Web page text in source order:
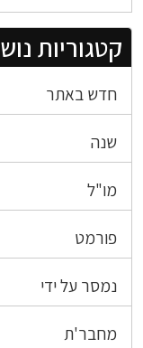
קטגוריות
חדש באתר
שנה
מו"ל
פורמט
נמסר על ידי
מחבר'ת